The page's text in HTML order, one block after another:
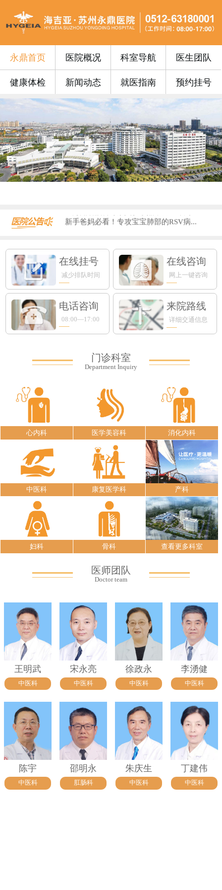
永鼎首页 医院概况 科室导航 医生团队
健康体检 新闻动态 就医指南 预约挂号
永鼎门诊丨苏州永鼎医院3月17日—3...
便民公告 | 苏州永鼎医院“云影像”...
便民公告｜我院便民门诊挂号费0元！...
便民公告丨苏州永鼎医院早7点开设早门...
便民公告丨65周岁以上的老年朋友在苏...
门诊安排丨苏州永鼎医院国庆、中秋假期...
永鼎疫苗丨带状疱疹惠民接种活动火热预...
新手爸妈必看！专攻宝宝肺部的RSV病...
在线挂号
减少排队时间
在线咨询
网上一键咨询
电话咨询
08:00—17:00
来院路线
详细交通信息
门诊科室
Department Inquiry
心内科 医学美容科 消化内科
中医科 康复医学科 产科
妇科 骨科 查看更多科室
医师团队
Doctor team
王明武
中医科
宋永亮
中医科
徐政永
中医科
李湧健
中医科
陈宇
中医科
邵明永
肛肠科
朱庆生
中医科
丁建伟
中医科